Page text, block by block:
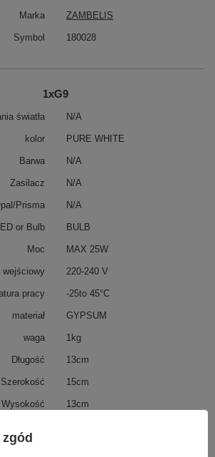
Marka ZAMBELIS
Symbol 180028
1xG9
światła N/A
kolor PURE WHITE
Barwa N/A
Zasilacz N/A
Prisma N/A
or Bulb BULB
Moc MAX 25W
wejściowy 220-240 V
pracy -25to 45°C
materiał GYPSUM
waga 1kg
Długość 13cm
Szerokość 15cm
Wysokość 13cm